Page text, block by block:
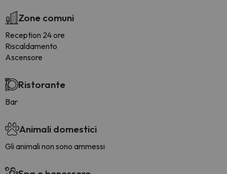
Zone comuni
Reception 24 ore
Riscaldamento
Ascensore
Ristorante
Bar
Animali domestici
Gli animali non sono ammessi